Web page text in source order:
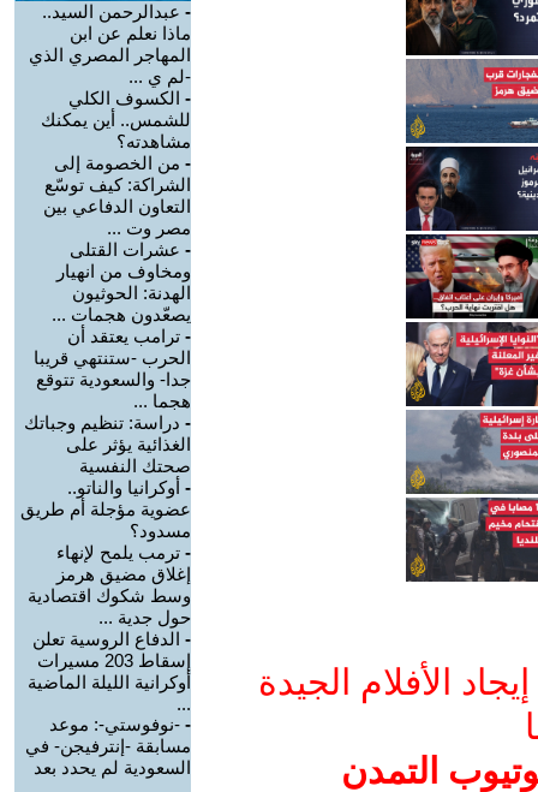
الأفلام الجيدة
التمدن
- عبدالرحمن السيد..
ماذا نعلم عن ابن
المهاجر المصري الذي
-لم ي ...
- الكسوف الكلي
للشمس.. أين يمكنك
مشاهدته؟
- من الخصومة إلى
الشراكة: كيف توسّع
التعاون الدفاعي بين
مصر وت ...
- عشرات القتلى
ومخاوف من انهيار
الهدنة: الحوثيون
يصعّدون هجمات ...
- ترامب يعتقد أن
الحرب -ستنتهي قريبا
جدا- والسعودية تتوقع
هجما ...
- دراسة: تنظيم وجباتك
الغذائية يؤثر على
صحتك النفسية
- أوكرانيا والناتو..
عضوية مؤجلة أم طريق
مسدود؟
- ترمب يلمح لإنهاء
إغلاق مضيق هرمز
وسط شكوك اقتصادية
حول جدية ...
- الدفاع الروسية تعلن
إسقاط 203 مسيرات
أوكرانية الليلة الماضية
...
- -نوفوستي-: موعد
مسابقة -إنترفيجن- في
السعودية لم يحدد بعد